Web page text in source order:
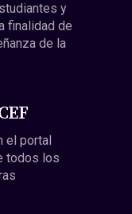
y
finalidad de
de la
el portal
todos los